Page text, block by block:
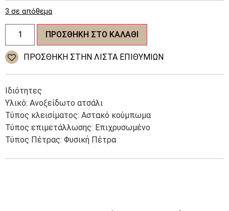
Ιδιότητες
Υλικό: Ανοξείδωτο ατσάλι
Τύπος κλεισίματος: Αστακό κούμπωμα
Τύπος επιμετάλλωσης: Επιχρυσωμένο
Τύπος Πέτρας: Φυσική Πέτρα
3 σε απόθεμα
Γυναικείο
βραχιόλι
Stainless
Steel
Stones
ΠΡΟΣΘΉΚΗ ΣΤΟ ΚΑΛΆΘΙ
ΠΡΌΣΘΉΚΗ ΣΤΗΝ ΛΊΣΤΑ ΕΠΙΘΥΜΙΏΝ